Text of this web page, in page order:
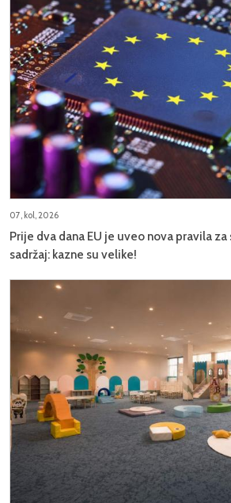
07, kol, 2026
Prije dva dana EU je uveo nova pravila za
sadržaj: kazne su velike!